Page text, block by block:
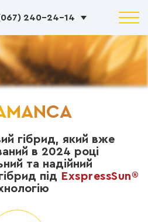
240-24-14
гібрид, який вже
в 2024 році
та надійний
під ExspressSun®